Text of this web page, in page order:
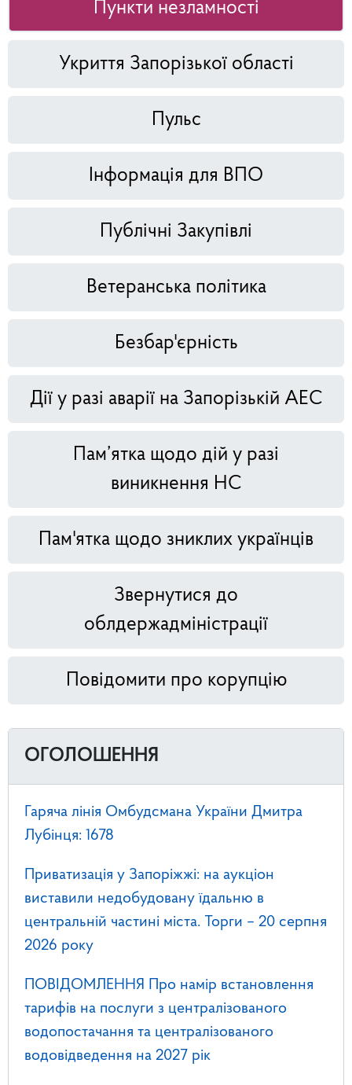
Пункти незламності
Укриття Запорізької області
Пульс
Інформація для ВПО
Публічні Закупівлі
Ветеранська політика
Безбар'єрність
Дії у разі аварії на Запорізькій АЕС
Пам’ятка щодо дій у разі
виникнення НС
Пам'ятка щодо зниклих українців
Звернутися до
облдержадміністрації
Повідомити про корупцію
ОГОЛОШЕННЯ
Гаряча лінія Омбудсмана України Дмитра
Лубінця: 1678
Приватизація у Запоріжжі: на аукціон
виставили недобудовану їдальню в
центральній частині міста. Торги – 20 серпня
2026 року
ПОВІДОМЛЕННЯ Про намір встановлення
тарифів на послуги з централізованого
водопостачання та централізованого
водовідведення на 2027 рік